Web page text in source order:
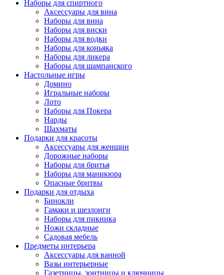
Наборы для спиртного
Аксессуары для вина
Наборы для вина
Наборы для виски
Наборы для водки
Наборы для коньяка
Наборы для ликера
Наборы для шампанского
Настольные игры
Домино
Игральные наборы
Лото
Наборы для Покера
Нарды
Шахматы
Подарки для красоты
Аксессуары для женщин
Дорожные наборы
Наборы для бритья
Наборы для маникюра
Опасные бритвы
Подарки для отдыха
Бинокли
Гамаки и шезлонги
Наборы для пикника
Ножи складные
Садовая мебель
Предметы интерьера
Аксессуары для ванной
Вазы интерьерные
Газетницы, зонтницы и ключницы